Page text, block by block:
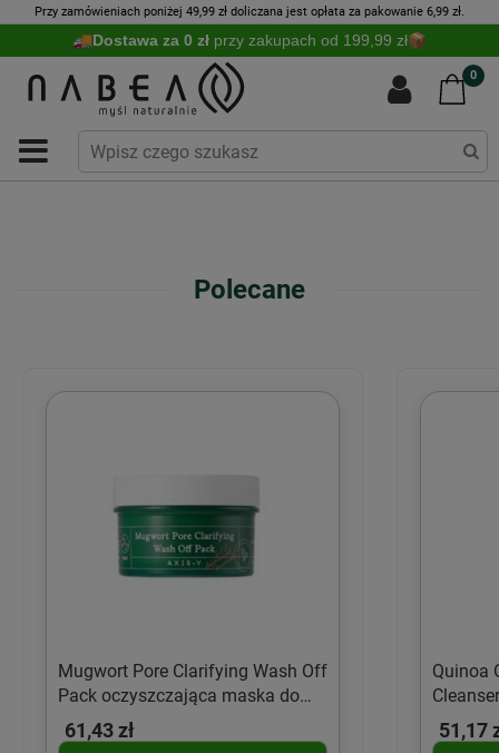
Przy zamówieniach poniżej 49,99 zł doliczana jest opłata za pakowanie 6,99 zł.
Dostawa za 0 zł przy zakupach od 199,99 zł
0
Polecane
Mugwort Pore Clarifying Wash Off
Pack oczyszczająca maska do
twarzy z bylicą 100ml
61,43 zł
Quinoa
mycia
51,17